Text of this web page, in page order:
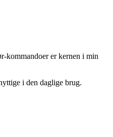
kommandoer er kernen i min
i den daglige brug.